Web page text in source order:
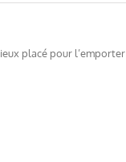
placé pour l’emporter